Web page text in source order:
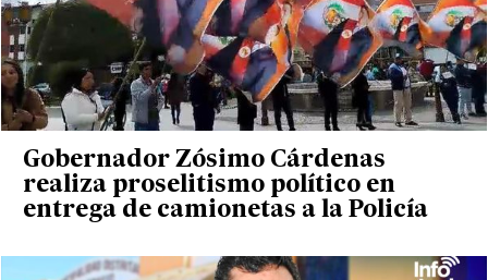
Gobernador Zósimo Cárdenas
realiza proselitismo político en
entrega de camionetas a la Policía